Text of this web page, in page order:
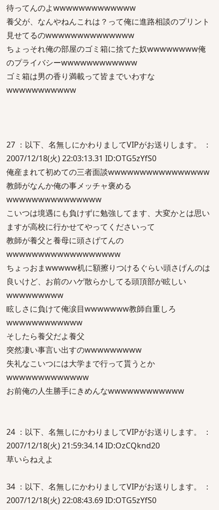
待ってんのよwwwwwwwwwwwww
養父が、なんやねんこれは？って俺に進路相談のプリント
見せてるのwwwwwwwwwwwwww
ちょっそれ俺の部屋のゴミ箱に捨てた奴wwwwwwww俺
のプライバシーwwwwwwwwwwww
ゴミ箱は男の香り満載って皆までいわすな
wwwwwwwwwww
27 ：以下、名無しにかわりましてVIPがお送りします。 ：
2007/12/18(火) 22:03:13.31 ID:OTG5zYfS0
俺産まれて初めての三者面談wwwwwwwwwwwwwwww
教師がなんか俺の事メッチャ褒める
wwwwwwwwwwwwwww
こいつは境遇にも負けずに勉強してます、大変かとは思い
ますが高校に行かせてやってくださいって
教師が養父と養母に頭さげてんの
wwwwwwwwwwwwwwwwww
ちょっおまwwwww机に額擦りつけるぐらい頭さげんのは
良いけど、お前のハゲ散らかしてる頭頂部が眩しい
wwwwwwwww
眩しさに負けて俺涙目wwwwwww教師自重しろ
wwwwwwwwwwww
そしたら養父だよ養父
突然凄い事言い出すのwwwwwwwww
失礼なこいつには大学まで行って貰うとか
wwwwwwwwwwwww
お前俺の人生勝手にきめんなwwwwwwwwwwww
24 ：以下、名無しにかわりましてVIPがお送りします。 ：
2007/12/18(火) 21:59:34.14 ID:OzCQknd20
草いらねえよ
34 ：以下、名無しにかわりましてVIPがお送りします。 ：
2007/12/18(火) 22:08:43.69 ID:OTG5zYfS0